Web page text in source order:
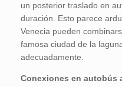
un posterior traslado en
duración. Esto parece
Venecia pueden
famosa ciudad de la
adecuadamente.
Conexiones en autobús